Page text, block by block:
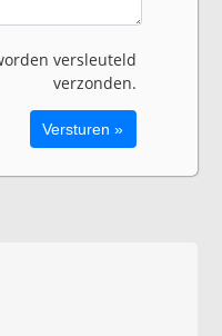
versleuteld
verzonden.